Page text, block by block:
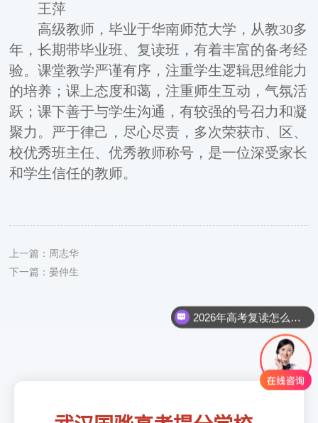
王萍
高级教师，毕业于华南师范大学，从教30多
年，长期带毕业班、复读班，有着丰富的备考经
验。课堂教学严谨有序，注重学生逻辑思维能力
的培养；课上态度和蔼，注重师生互动，气氛活
跃；课下善于与学生沟通，有较强的号召力和凝
聚力。严于律己，尽心尽责，多次荣获市、区、
校优秀班主任、优秀教师称号，是一位深受家长
和学生信任的教师。
上一篇： 周志华
下一篇： 晏仲生
2026年高考复读怎么报名呢